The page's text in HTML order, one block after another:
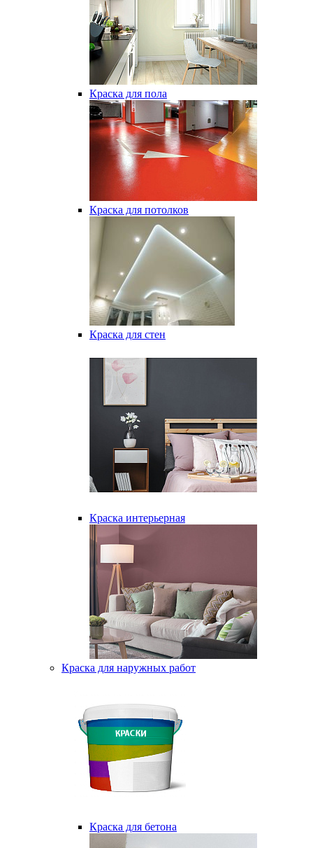
Краска для пола
Краска для потолков
Краска для стен
Краска интерьерная
Краска для наружных работ
Краска для бетона